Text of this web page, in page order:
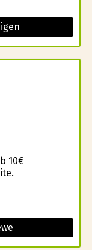
10€